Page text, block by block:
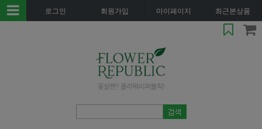
로그인 회원가입 마이페이지 최근본상품